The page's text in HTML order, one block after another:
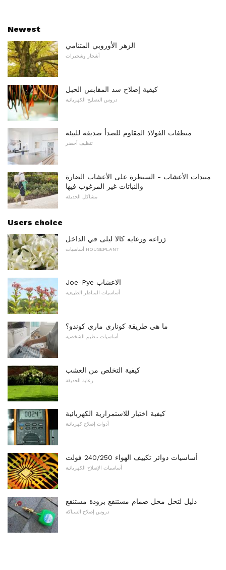
Newest
الزهر الأوروبي المتنامي
أشجار وشجيرات
كيفية إصلاح سد المقابس الحبل
دروس التصليح الكهربائية
منظفات الفولاذ المقاوم للصدأ صديقة للبيئة
تنظيف أخضر
مبيدات الأعشاب - السيطرة على الأعشاب الضارة
والنباتات غير المرغوب فيها
مشاكل الحديقة
Users choice
زراعة ورعاية كالا ليلى في الداخل
أساسيات HOUSEPLANT
Joe-Pye الاعشاب
أساسيات المناظر الطبيعية
ما هي طريقة كوناري ماري كوندو؟
أساسيات تنظيم الشخصية
كيفية التخلص من العشب
رعاية الحديقة
كيفية اختبار للاستمرارية الكهربائية
أدوات إصلاح كهربائية
أساسيات دوائر تكييف الهواء 240/250 فولت
أساسيات الإصلاح الكهربائية
دليل لتحل محل صمام مستنقع برودة مستنقع
دروس إصلاح السباكة